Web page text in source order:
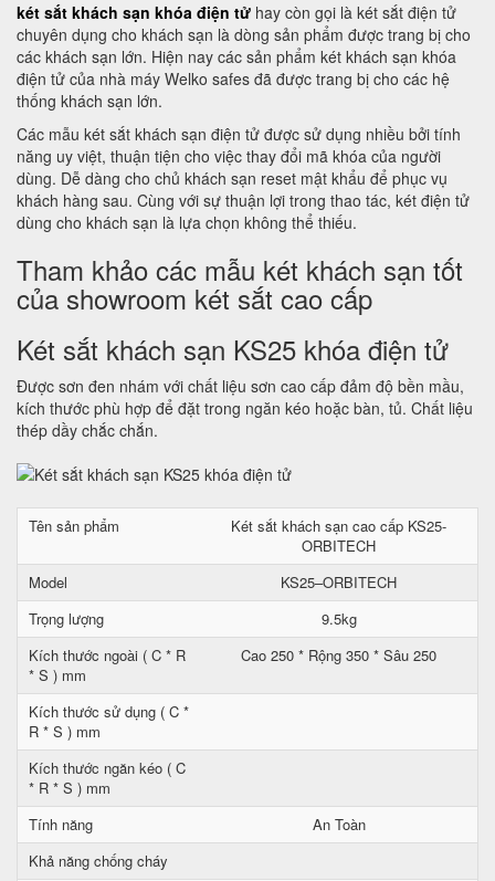
két sắt khách sạn khóa điện tử hay còn gọi là két sắt điện tử
chuyên dụng cho khách sạn là dòng sản phẩm được trang bị cho
các khách sạn lớn. Hiện nay các sản phẩm két khách sạn khóa
điện tử của nhà máy Welko safes đã được trang bị cho các hệ
thống khách sạn lớn.
Các mẫu két sắt khách sạn điện tử được sử dụng nhiều bởi tính
năng uy việt, thuận tiện cho việc thay đổi mã khóa của người
dùng. Dễ dàng cho chủ khách sạn reset mật khẩu để phục vụ
khách hàng sau. Cùng với sự thuận lợi trong thao tác, két điện tử
dùng cho khách sạn là lựa chọn không thể thiếu.
Tham khảo các mẫu két khách sạn tốt
của showroom két sắt cao cấp
Két sắt khách sạn KS25 khóa điện tử
Được sơn đen nhám với chất liệu sơn cao cấp đảm độ bền mầu,
kích thước phù hợp để đặt trong ngăn kéo hoặc bàn, tủ. Chất liệu
thép dầy chắc chắn.
Tên sản phẩm
Két sắt khách sạn cao cấp KS25-
ORBITECH
Model
KS25–ORBITECH
Trọng lượng
9.5kg
Kích thước ngoài ( C * R
* S ) mm
Cao 250 * Rộng 350 * Sâu 250
Kích thước sử dụng ( C *
R * S ) mm
Kích thước ngăn kéo ( C
* R * S ) mm
Tính năng
An Toàn
Khả năng chống cháy